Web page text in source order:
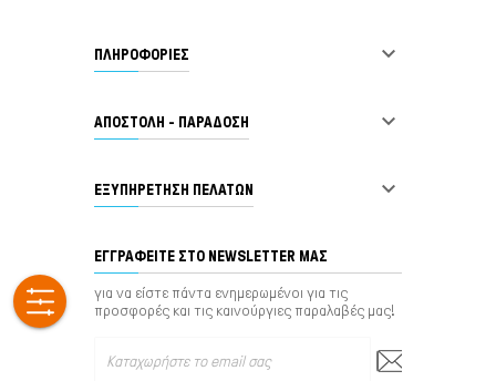
ΠΛΗΡΟΦΟΡΙΕΣ 
ΑΠΟΣΤΟΛΗ - ΠΑΡΑΔΟΣΗ 
ΕΞΥΠΗΡΈΤΗΣΗ ΠΕΛΑΤΏΝ 
ΕΓΓΡΑΦΕΊΤΕ ΣΤΟ NEWSLETTER ΜΑΣ
για να είστε πάντα ενημερωμένοι για τις
προσφορές και τις καινούργιες παραλαβές μας!